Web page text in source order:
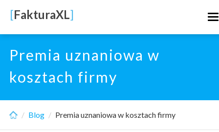
main
content
[FakturaXL]
Premia uznaniowa w
kosztach firmy
Blog Premia uznaniowa w kosztach firmy